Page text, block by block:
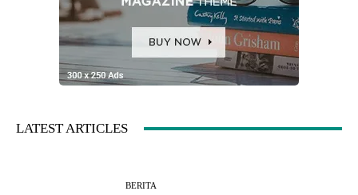
LATEST ARTICLES
BERITA